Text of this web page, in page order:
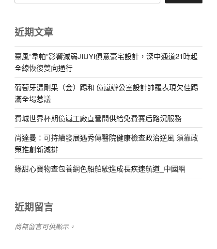
近期文章
臺風“韋帕”影響減弱JIUYI俱意豪宅設計，深中通道21時起
全線恢復雙向通行
葡萄牙遭剛果（金）踢和 億嵐辦公室設計帥羅表現欠佳踢
滿全場惹議
費城世界杯期億嵐工廠直營間供給免費賽后路況服務
尚達曼：可持續發展遇秀傳醫院健康檢查政治逆風 須靠政
策推創新減排
綠甜心寶物查包養網色船舶駛進成長疾速航道_中國網
近期留言
尚無留言可供顯示。